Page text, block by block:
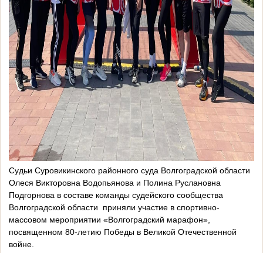
Судьи Суровикинского районного суда Волгоградской области
Олеся Викторовна Водопьянова и Полина Руслановна
Подгорнова в составе команды судейского сообщества
Волгоградской области приняли участие в спортивно-
массовом мероприятии «Волгоградский марафон»,
посвященном 80-летию Победы в Великой Отечественной
войне.